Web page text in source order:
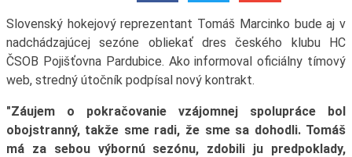
Slovenský hokejový reprezentant Tomáš Marcinko bude aj v
nadchádzajúcej sezóne obliekať dres českého klubu HC
ČSOB Pojišťovna Pardubice. Ako informoval oficiálny tímový
web, stredný útočník podpísal nový kontrakt.
"Záujem o pokračovanie vzájomnej spolupráce bol
obojstranný, takže sme radi, že sme sa dohodli. Tomáš
má za sebou výbornú sezónu, zdobili ju predpoklady,